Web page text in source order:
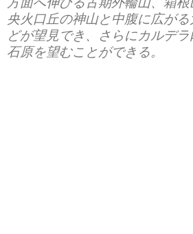
央火口丘の神山と中腹に広が
どが望見でき、さらにカルデ
石原を望むことができる。